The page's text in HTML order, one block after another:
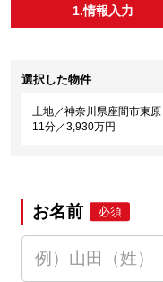
1.情報入力
選択した物件
土地／神奈川県座間市東
11分／3,930万円
お名前 必須